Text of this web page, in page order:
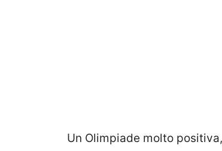
Un Olimpiade molto